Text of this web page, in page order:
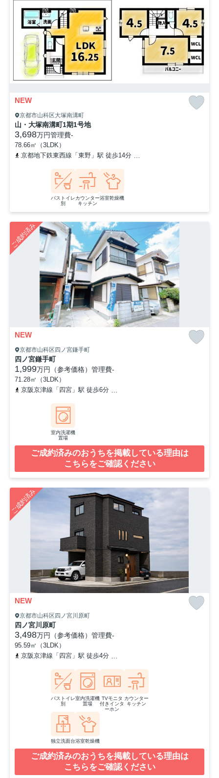
NEW
京都市山科区大塚南溝町
山・大塚南溝町1期1号地
3,698万円管理費-
78.66㎡（3LDK）
京都地下鉄東西線「東野」駅 徒歩14分
バストイレ
別
カウンター
キッチン
浴室乾燥機
ご成約済み
NEW
京都市山科区四ノ宮鎌手町
四ノ宮鎌手町
1,999万円（参考価格） 管理費-
71.28㎡（3LDK）
京阪京津線「四宮」駅 徒歩6分
室内洗濯機
置場
ご成約済みのおうちを掲載している理由は
こちらをご確認ください
ご成約済み
NEW
京都市山科区四ノ宮川原町
四ノ宮川原町
3,498万円（参考価格） 管理費-
95.59㎡（3LDK）
京阪京津線「四宮」駅 徒歩4分
バストイレ
別
室内洗濯機
置場
TVモニタ
付きインタ
ーホン
カウンター
キッチン
独立洗面台浴室乾燥機
ご成約済みのおうちを掲載している理由は
こちらをご確認ください